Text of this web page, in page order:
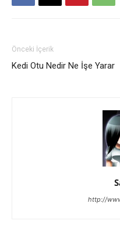
Önceki İçerik
Kedi Otu Nedir Ne İşe Yarar
http://